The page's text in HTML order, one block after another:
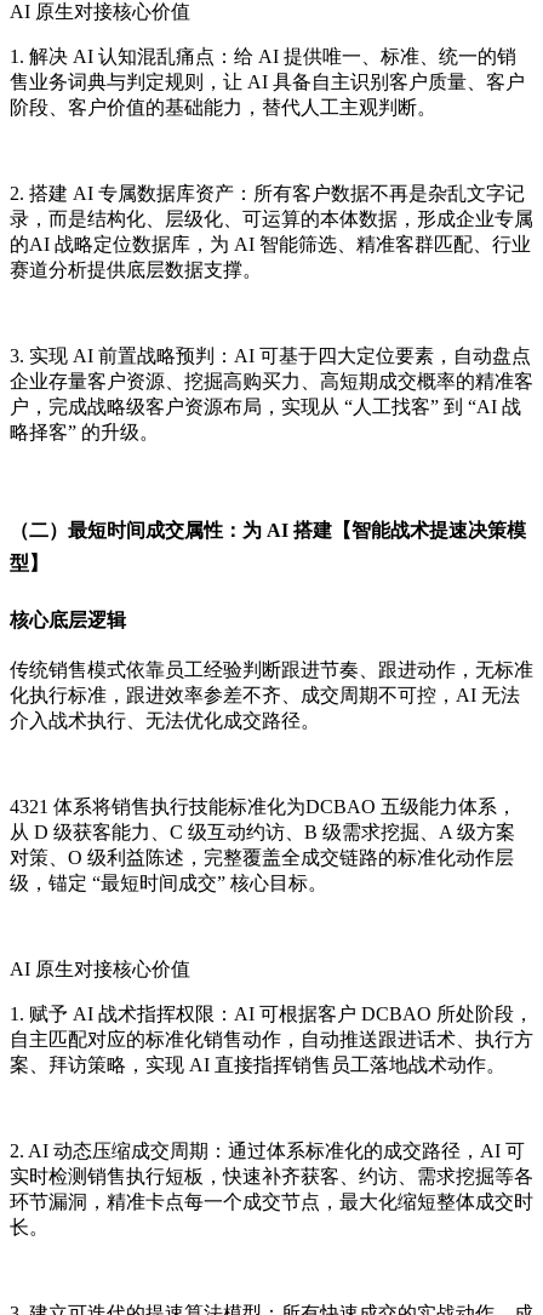
AI 原生对接核心价值
1. 解决 AI 认知混乱痛点：给 AI 提供唯一、标准、统一的销
售业务词典与判定规则，让 AI 具备自主识别客户质量、客户
阶段、客户价值的基础能力，替代人工主观判断。
2. 搭建 AI 专属数据库资产：所有客户数据不再是杂乱文字记
录，而是结构化、层级化、可运算的本体数据，形成企业专属
的AI 战略定位数据库，为 AI 智能筛选、精准客群匹配、行业
赛道分析提供底层数据支撑。
3. 实现 AI 前置战略预判：AI 可基于四大定位要素，自动盘点
企业存量客户资源、挖掘高购买力、高短期成交概率的精准客
户，完成战略级客户资源布局，实现从 “人工找客” 到 “AI 战
略择客” 的升级。
（二）最短时间成交属性：为 AI 搭建【智能战术提速决策模
型】
核心底层逻辑
传统销售模式依靠员工经验判断跟进节奏、跟进动作，无标准
化执行标准，跟进效率参差不齐、成交周期不可控，AI 无法
介入战术执行、无法优化成交路径。
4321 体系将销售执行技能标准化为DCBAO 五级能力体系，
从 D 级获客能力、C 级互动约访、B 级需求挖掘、A 级方案
对策、O 级利益陈述，完整覆盖全成交链路的标准化动作层
级，锚定 “最短时间成交” 核心目标。
AI 原生对接核心价值
1. 赋予 AI 战术指挥权限：AI 可根据客户 DCBAO 所处阶段，
自主匹配对应的标准化销售动作，自动推送跟进话术、执行方
案、拜访策略，实现 AI 直接指挥销售员工落地战术动作。
2. AI 动态压缩成交周期：通过体系标准化的成交路径，AI 可
实时检测销售执行短板，快速补齐获客、约访、需求挖掘等各
环节漏洞，精准卡点每一个成交节点，最大化缩短整体成交时
长。